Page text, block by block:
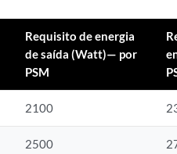
Requisito de energia
de saída (Watt)— por
PSM
2100
2500